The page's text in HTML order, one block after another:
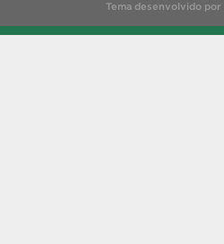
Tema desenvolvido por